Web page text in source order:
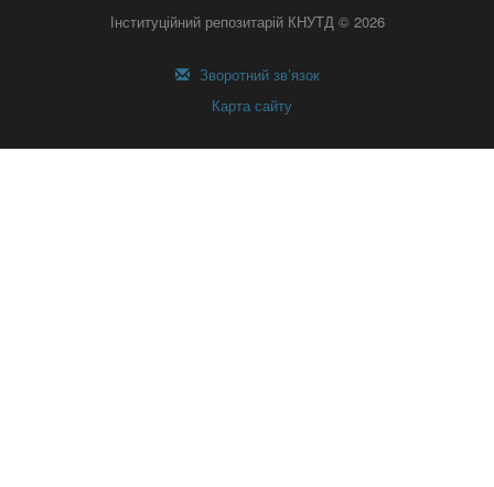
Інституційний репозитарій КНУТД © 2026
Зворотний зв’язок
Карта сайту